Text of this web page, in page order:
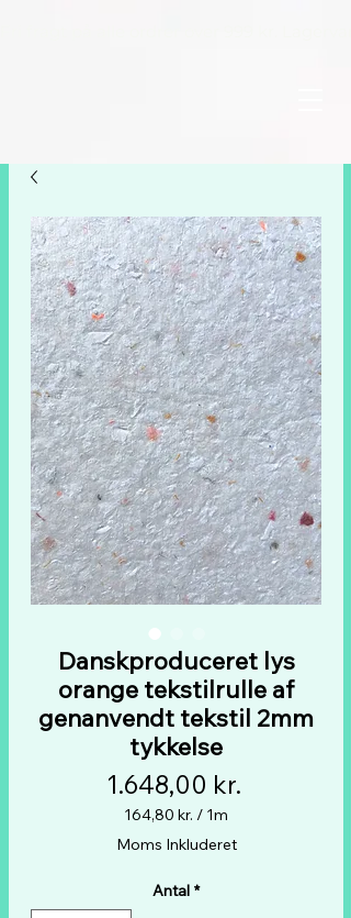
Danskproduceret lys
orange tekstilrulle af
genanvendt tekstil 2mm
tykkelse
1.648,00 kr.Pris
164,80 kr. / 1m
164,80 kr.
pr.
Måler
Moms Inkluderet
Antal *